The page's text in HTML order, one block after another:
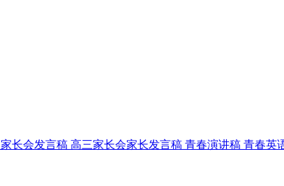
家长会发言稿 高三家长会家长发言稿 青春演讲稿 青春英